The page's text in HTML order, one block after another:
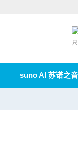
suno AI 苏诺之音